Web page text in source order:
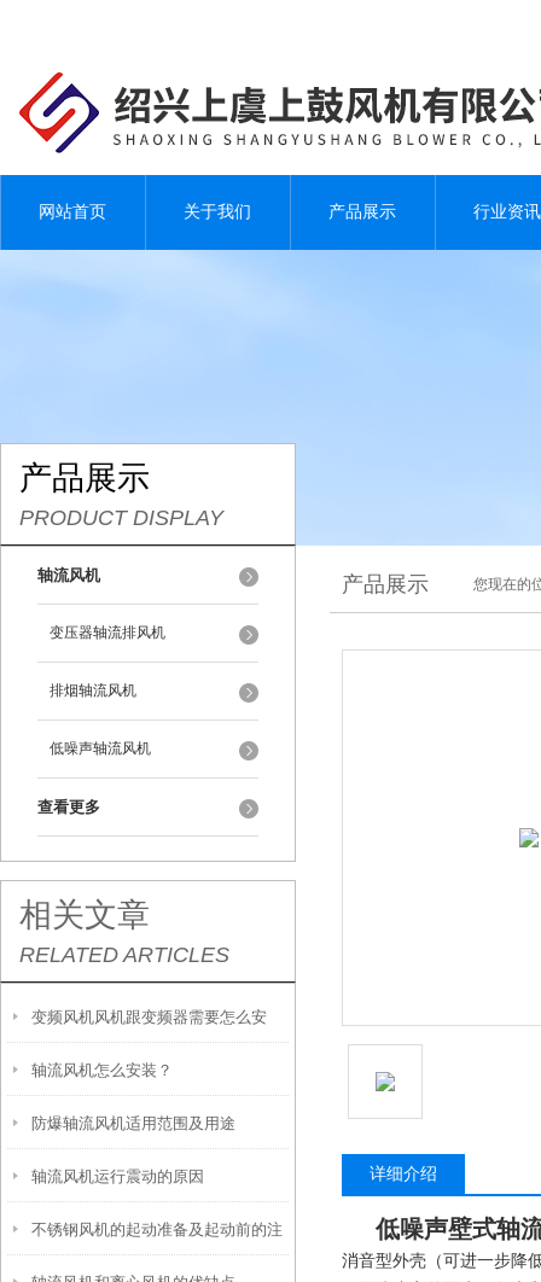
网站首页 关于我们 产品展示 行业资讯
产品展示
PRODUCT DISPLAY
轴流风机
变压器轴流排风机
排烟轴流风机
低噪声轴流风机
查看更多
相关文章
RELATED ARTICLES
变频风机风机跟变频器需要怎么安
装，怎么接线
轴流风机怎么安装？
防爆轴流风机适用范围及用途
轴流风机运行震动的原因
不锈钢风机的起动准备及起动前的注
产品展示 您现在的
详细介绍
低噪声壁式轴
消音型外壳（可进一步降